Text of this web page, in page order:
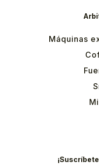
Máquinas